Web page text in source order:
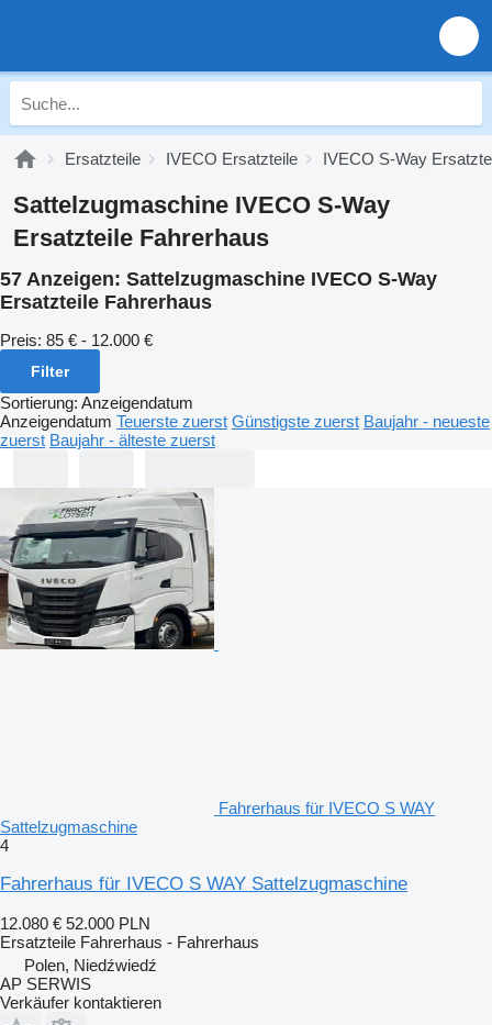
Ersatzteile IVECO Ersatzteile IVECO S-Way
Sattelzugmaschine IVECO S-Way
Ersatzteile Fahrerhaus
57 Anzeigen: Sattelzugmaschine IVECO S-Way
Ersatzteile Fahrerhaus
Preis: 85 € - 12.000 €
Filter
Sortierung: Anzeigendatum
Anzeigendatum Teuerste zuerst Günstigste zuerst Baujahr - neueste
zuerst Baujahr - älteste zuerst
Fahrerhaus für IVECO S WAY
Sattelzugmaschine
4
Fahrerhaus für IVECO S WAY Sattelzugmaschine
12.080 € 52.000 PLN
Ersatzteile Fahrerhaus - Fahrerhaus
Polen, Niedźwiedź
AP SERWIS
Verkäufer kontaktieren